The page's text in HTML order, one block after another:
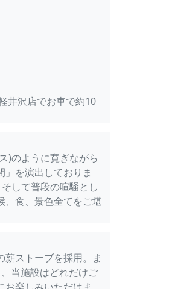
井沢店でお車で約10
)のように寛ぎながら
を演出しておりま
して普段の喧騒とし
、食、景色全てをご堪
ストーブを採用。ま
当施設はどれだけご